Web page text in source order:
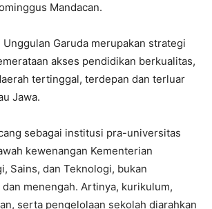
Mandacan.
Garuda merupakan strategi
akses pendidikan berkualitas,
tertinggal, terdepan dan terluar
Jawa.
sebagai institusi pra-universitas
kewenangan Kementerian
Sains, dan Teknologi, bukan
menengah. Artinya, kurikulum,
serta pengelolaan sekolah diarahkan